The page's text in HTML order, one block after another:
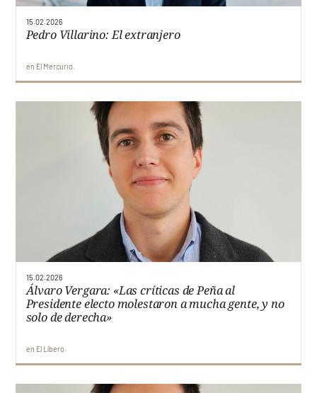
15.02.2026
Pedro Villarino: El extranjero
en El Mercurio
15.02.2026
Álvaro Vergara: «Las críticas de Peña al
Presidente electo molestaron a mucha gente, y no
solo de derecha»
en El Líbero